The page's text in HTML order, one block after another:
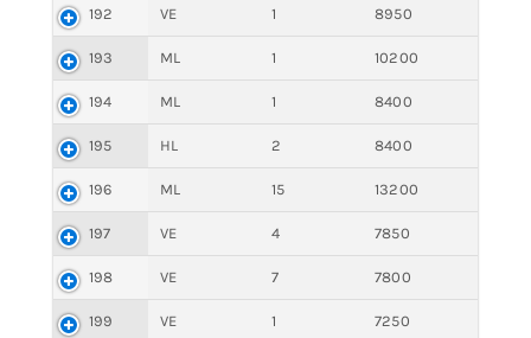
192 VE 1 8950
193 ML 1 10200
194 ML 1 8400
195 HL 2 8400
196 ML 15 13200
197 VE 4 7850
198 VE 7 7800
199 VE 1 7250